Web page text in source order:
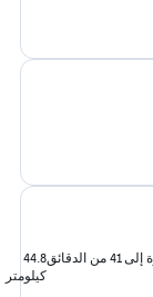
الدقائق
44.8
كيلومتر